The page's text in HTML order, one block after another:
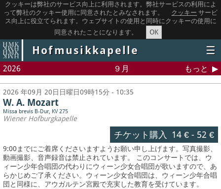
クッキーは弊社のサービス向上に利用されます。弊社サービスの利用によ
って弊社のクッキー使用に同意されたとみなされます。
クッキー サービ
ス向上に役立てられます。ウェブサイトの使用と同時にクッキーの使用に
同意されたことになります。
OK
Hofmusikkapelle ☰
2026 ９月 もっと
2026 年09月 20日日曜日09時15分 - 10:35
W. A. Mozart
Missa brevis B-Dur, KV 275
Wiener Hofburgkapelle
チケット購入 14 €- 52 €
9:00までにご着席くださいますようお願い申し上げます。写真撮影、
動画撮影、音声録音は禁止されています。 このコンサートでは、ウ
ィーン少年合唱団の代わりにウィーン少女合唱団が歌いますので、あ
らかじめご了承ください。ウィーン少女合唱団は、ウィーン少年合唱
団と同様に、アウガルテン宮殿で充実した教育を受けています。